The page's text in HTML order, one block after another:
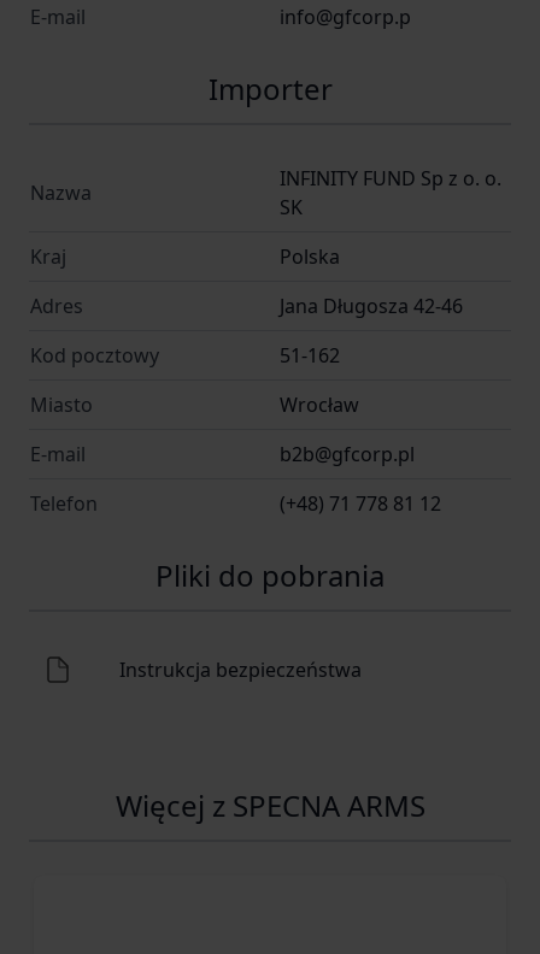
E-mail
info@gfcorp.p
Importer
Nazwa
INFINITY FUND Sp z o. o.
SK
Kraj
Polska
Adres
Jana Długosza 42-46
Kod pocztowy
51-162
Miasto
Wrocław
E-mail
b2b@gfcorp.pl
Telefon
(+48) 71 778 81 12
Pliki do pobrania
Instrukcja bezpieczeństwa
Więcej z SPECNA ARMS